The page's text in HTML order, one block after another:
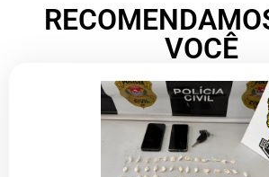
VOCÊ